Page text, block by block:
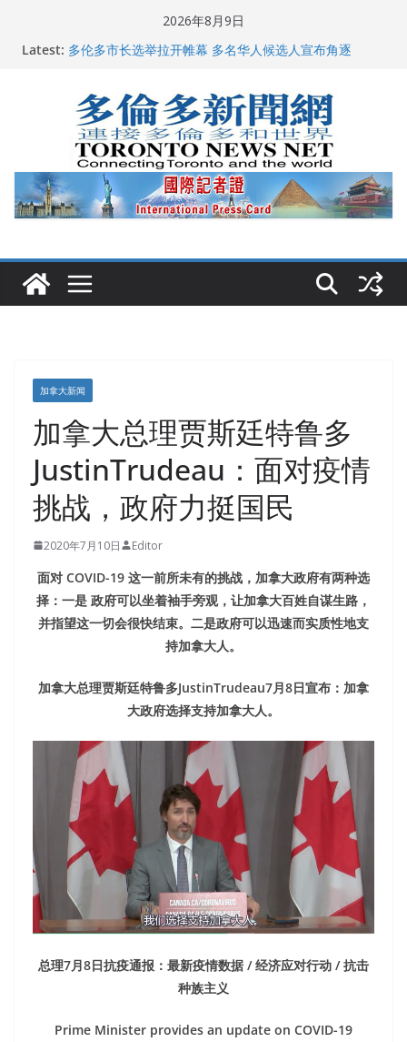
2026年8月9日
Latest: 龚晓华参加多伦多骄傲大游行 与市民分享竞选理念
特朗普称加拿大“不友善”并批评其领导层 卡尼：谈判事
关加拿大就业
2026加拿大青少年儿童绘画比赛颁奖典礼多伦多举行
加拿大新闻
加拿大总理贾斯廷特鲁多
JustinTrudeau：面对疫情
挑战，政府力挺国民
2020年7月10日 Editor
面对 COVID-19 这一前所未有的挑战，加拿大政府有两种选
择：一是 政府可以坐着袖手旁观，让加拿大百姓自谋生路，
并指望这一切会很快结束。二是政府可以迅速而实质性地支
持加拿大人。
加拿大总理贾斯廷特鲁多JustinTrudeau7月8日宣布：加拿
大政府选择支持加拿大人。
总理7月8日抗疫通报：最新疫情数据 / 经济应对行动 / 抗击
种族主义
Prime Minister provides an update on COVID-19